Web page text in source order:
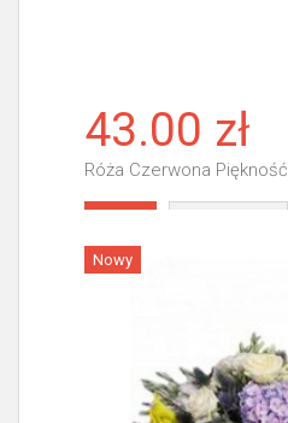
43.00 zł
Róża Czerwona Piękność
Nowy